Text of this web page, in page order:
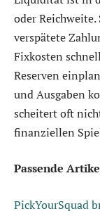
oder
verspätete
Fixkosten
Reserven
und Ausgaben
scheitert oft
finanziellen
Passende
PickYourSquad